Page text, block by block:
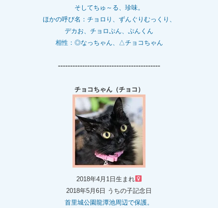
そしてちゅ～る、珍味。
ほかの呼び名：チョロり、ずんぐりむっくり、
デカお、チョロぷん、ぷんくん
相性： ◎なっちゃん、△チョコちゃん
------------------------------------------
チョコちゃん（チョコ）
2018年4月1日生まれ
2018年5月6日 うちの子記念日
首里城公園龍潭池周辺で保護。